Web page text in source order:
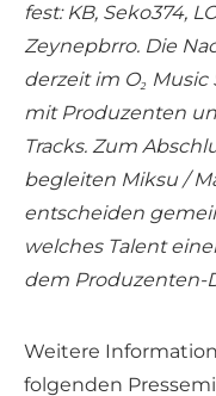
fest: KB, Seko374,
Zeynepbrro. Die
derzeit im O₂
mit Produzenten
Tracks. Zum
begleiten Miksu /
entscheiden
welches Talent
dem Produzenten-
Weitere
folgenden